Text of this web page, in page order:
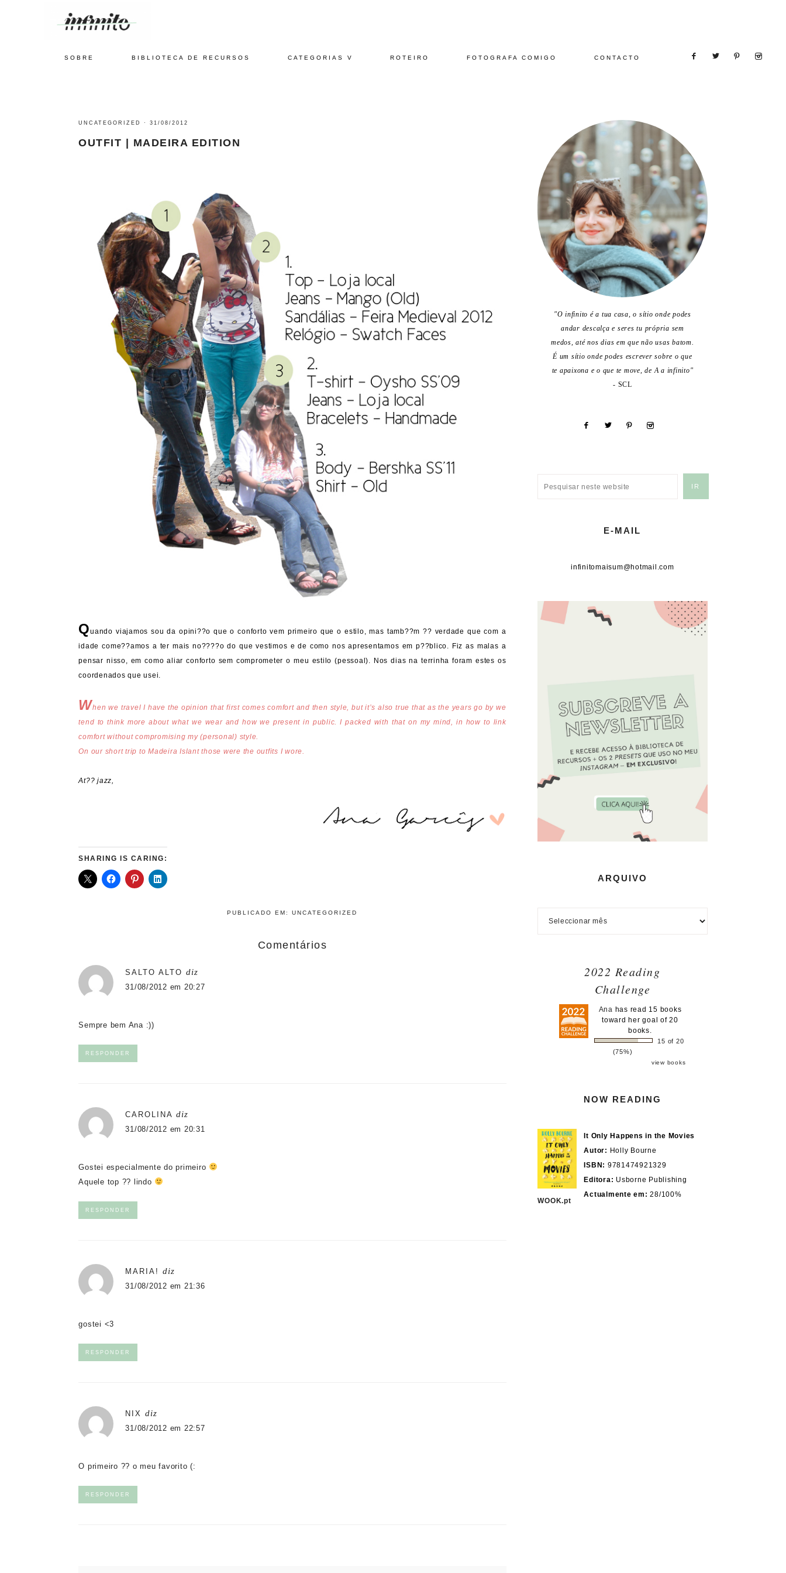
SOBRE BIBLIOTECA DE RECURSOS CATEGORIAS V ROTEIRO FOTOGRAFA COMIGO CONTACTO
UNCATEGORIZED ·31/08/2012
OUTFIT | MADEIRA EDITION
Quando viajamos sou da opini??o que o conforto vem primeiro que o estilo, mas tamb??m ?? verdade que com a
idade come??amos a ter mais no????o do que vestimos e de como nos apresentamos em p??blico. Fiz as malas a
pensar nisso, em como aliar conforto sem comprometer o meu estilo (pessoal). Nos dias na terrinha foram estes os
coordenados que usei.
When we travel I have the opinion that first comes comfort and then style, but it’s also true that as the years go by we
tend to think more about what we wear and how we present in public. I packed with that on my mind, in how to link
comfort without compromising my (personal) style.
On our short trip to Madeira Islant those were the outfits I wore.
At?? jazz,
SHARING IS CARING:
PUBLICADO EM:UNCATEGORIZED
Comentários
SALTO ALTO diz
31/08/2012 em 20:27
Sempre bem Ana :))
RESPONDER
CAROLINA diz
31/08/2012 em 20:31
Gostei especialmente do primeiro
Aquele top ?? lindo
RESPONDER
MARIA! diz
31/08/2012 em 21:36
gostei <3
RESPONDER
NIX diz
31/08/2012 em 22:57
O primeiro ?? o meu favorito (:
RESPONDER
"O infinito é a tua casa, o sítio onde podes
andar descalça e seres tu própria sem
medos, até nos dias em que não usas batom.
É um sítio onde podes escrever sobre o que
te apaixona e o que te move, de A a infinito"
- SCL
E-MAIL
infinitomaisum@hotmail.com
ARQUIVO
2022 Reading
Challenge
Ana has read 15 books
toward her goal of 20
books.
15 of 20
(75%)
view books
NOW READING
WOOK.pt
It Only Happens in the Movies
Autor: Holly Bourne
ISBN: 9781474921329
Editora: Usborne Publishing
Actualmente em: 28/100%